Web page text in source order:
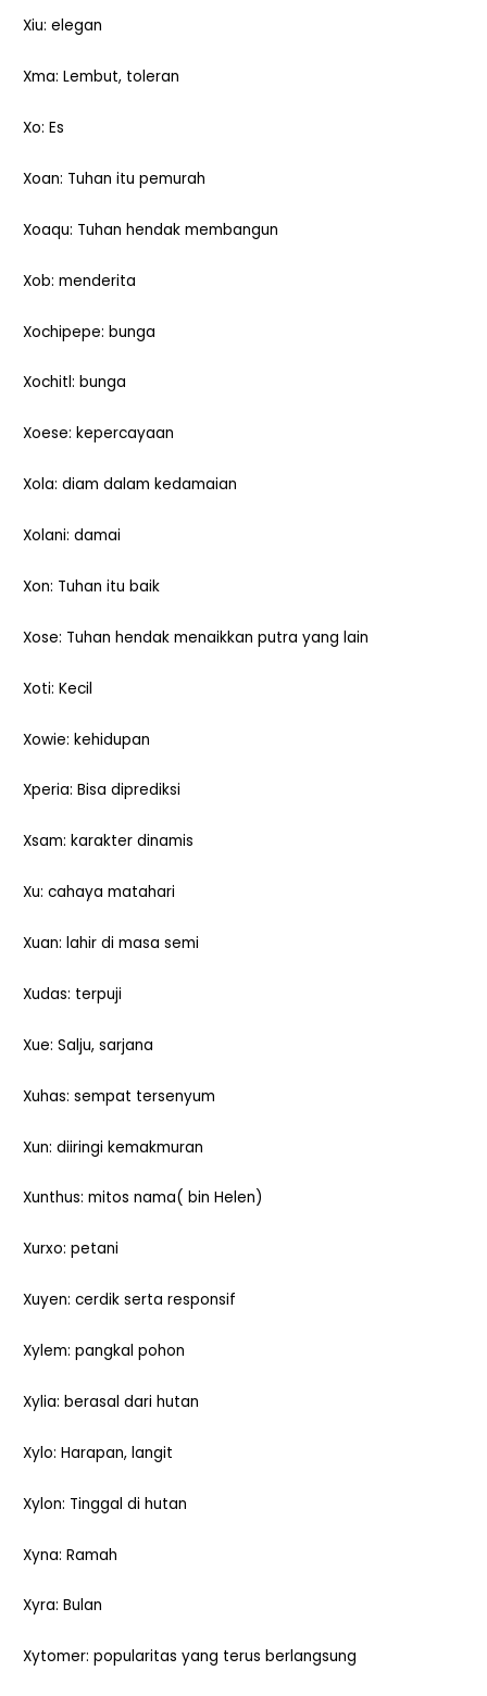
Xiu: elegan
Xma: Lembut, toleran
Xo: Es
Xoan: Tuhan itu pemurah
Xoaqu: Tuhan hendak membangun
Xob: menderita
Xochipepe: bunga
Xochitl: bunga
Xoese: kepercayaan
Xola: diam dalam kedamaian
Xolani: damai
Xon: Tuhan itu baik
Xose: Tuhan hendak menaikkan putra yang lain
Xoti: Kecil
Xowie: kehidupan
Xperia: Bisa diprediksi
Xsam: karakter dinamis
Xu: cahaya matahari
Xuan: lahir di masa semi
Xudas: terpuji
Xue: Salju, sarjana
Xuhas: sempat tersenyum
Xun: diiringi kemakmuran
Xunthus: mitos nama( bin Helen)
Xurxo: petani
Xuyen: cerdik serta responsif
Xylem: pangkal pohon
Xylia: berasal dari hutan
Xylo: Harapan, langit
Xylon: Tinggal di hutan
Xyna: Ramah
Xyra: Bulan
Xytomer: popularitas yang terus berlangsung